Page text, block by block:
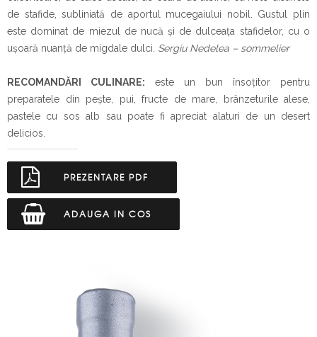
de stafide, subliniată de aportul mucegaiului nobil. Gustul plin
este dominat de miezul de nucă și de dulceața stafidelor, cu o
ușoară nuanță de migdale dulci. Sergiu Nedelea – sommelier
RECOMANDĂRI CULINARE: este un bun însoţitor pentru
preparatele din pește, pui, fructe de mare, brânzeturile alese,
pastele cu sos alb sau poate fi apreciat alaturi de un desert
delicios.
PREZENTARE PDF
ADAUGA IN COS